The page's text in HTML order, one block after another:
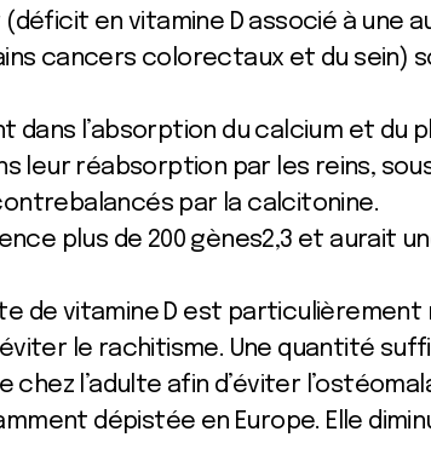
en vitamine D associé à une
cancers colorectaux et du sein)
dans l’absorption du calcium et du
leur réabsorption par les reins,
par la calcitonine.
plus de 200 gènes2,3 et aurait
de vitamine D est particulièrement
le rachitisme. Une quantité
l’adulte afin d’éviter
dépistée en Europe. Elle